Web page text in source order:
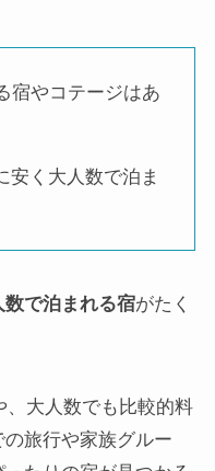
宿やコテージはあ
安く大人数で泊ま
数で泊まれる宿がたく
、大人数でも比較的料
旅行や家族グルー